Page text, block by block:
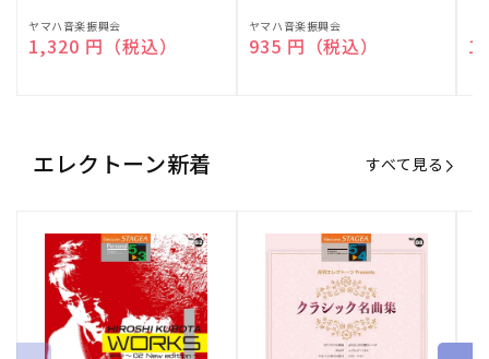
販
売
ヤマハ音楽振興会
通常価格
1,320 円（税込）
販
売
ヤマハ音楽振興会
通常価格
935 円（税込）
売
エレクトーン新着 すべて見る